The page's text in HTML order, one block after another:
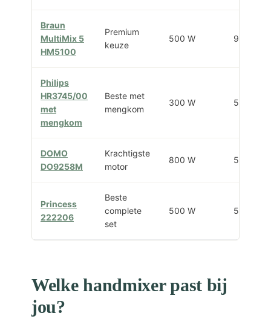
Braun
MultiMix 5
HM5100
Premium
keuze
500 W 9 + turbo
Philips
HR3745/00
met
mengkom
Beste met
mengkom
300 W 5 + turbo
DOMO
DO9258M
Krachtigste
motor
800 W 5 + turbo
Princess
222206
Beste
complete
set
500 W 5 + turbo
Welke handmixer past bij
jou?